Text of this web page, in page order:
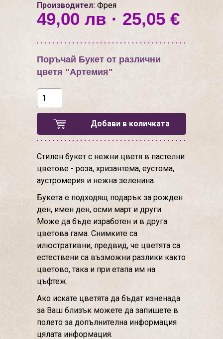
Производител: Фрея
49,00 лв · 25,05 €
Поръчай Букет от различни
цветя "Артемия"
Добави в количката
Стилен букет с нежни цветя в пастелни
цветове - роза, хризантема, еустома,
аустромерия и нежна зеленина.
Букета е подходящ подарък за рожден
ден, имен ден, осми март и други.
Може да бъде изработен и в друга
цветова гама. Снимките са
илюстративни, предвид, че цветята са
естествени са възможни разлики както
цветово, така и при етапа им на
цъфтеж.
Ако искате цветята да бъдат изненада
за Ваш близък можете да запишете в
полето за допълнителна информация
цялата информация.